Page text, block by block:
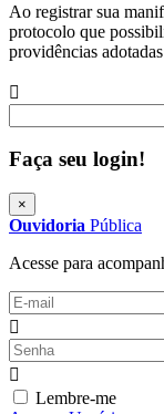
Ao registrar sua
protocolo que
providências
Faça seu login!
×
Ouvidoria Pública
Acesse para
Lembre-me